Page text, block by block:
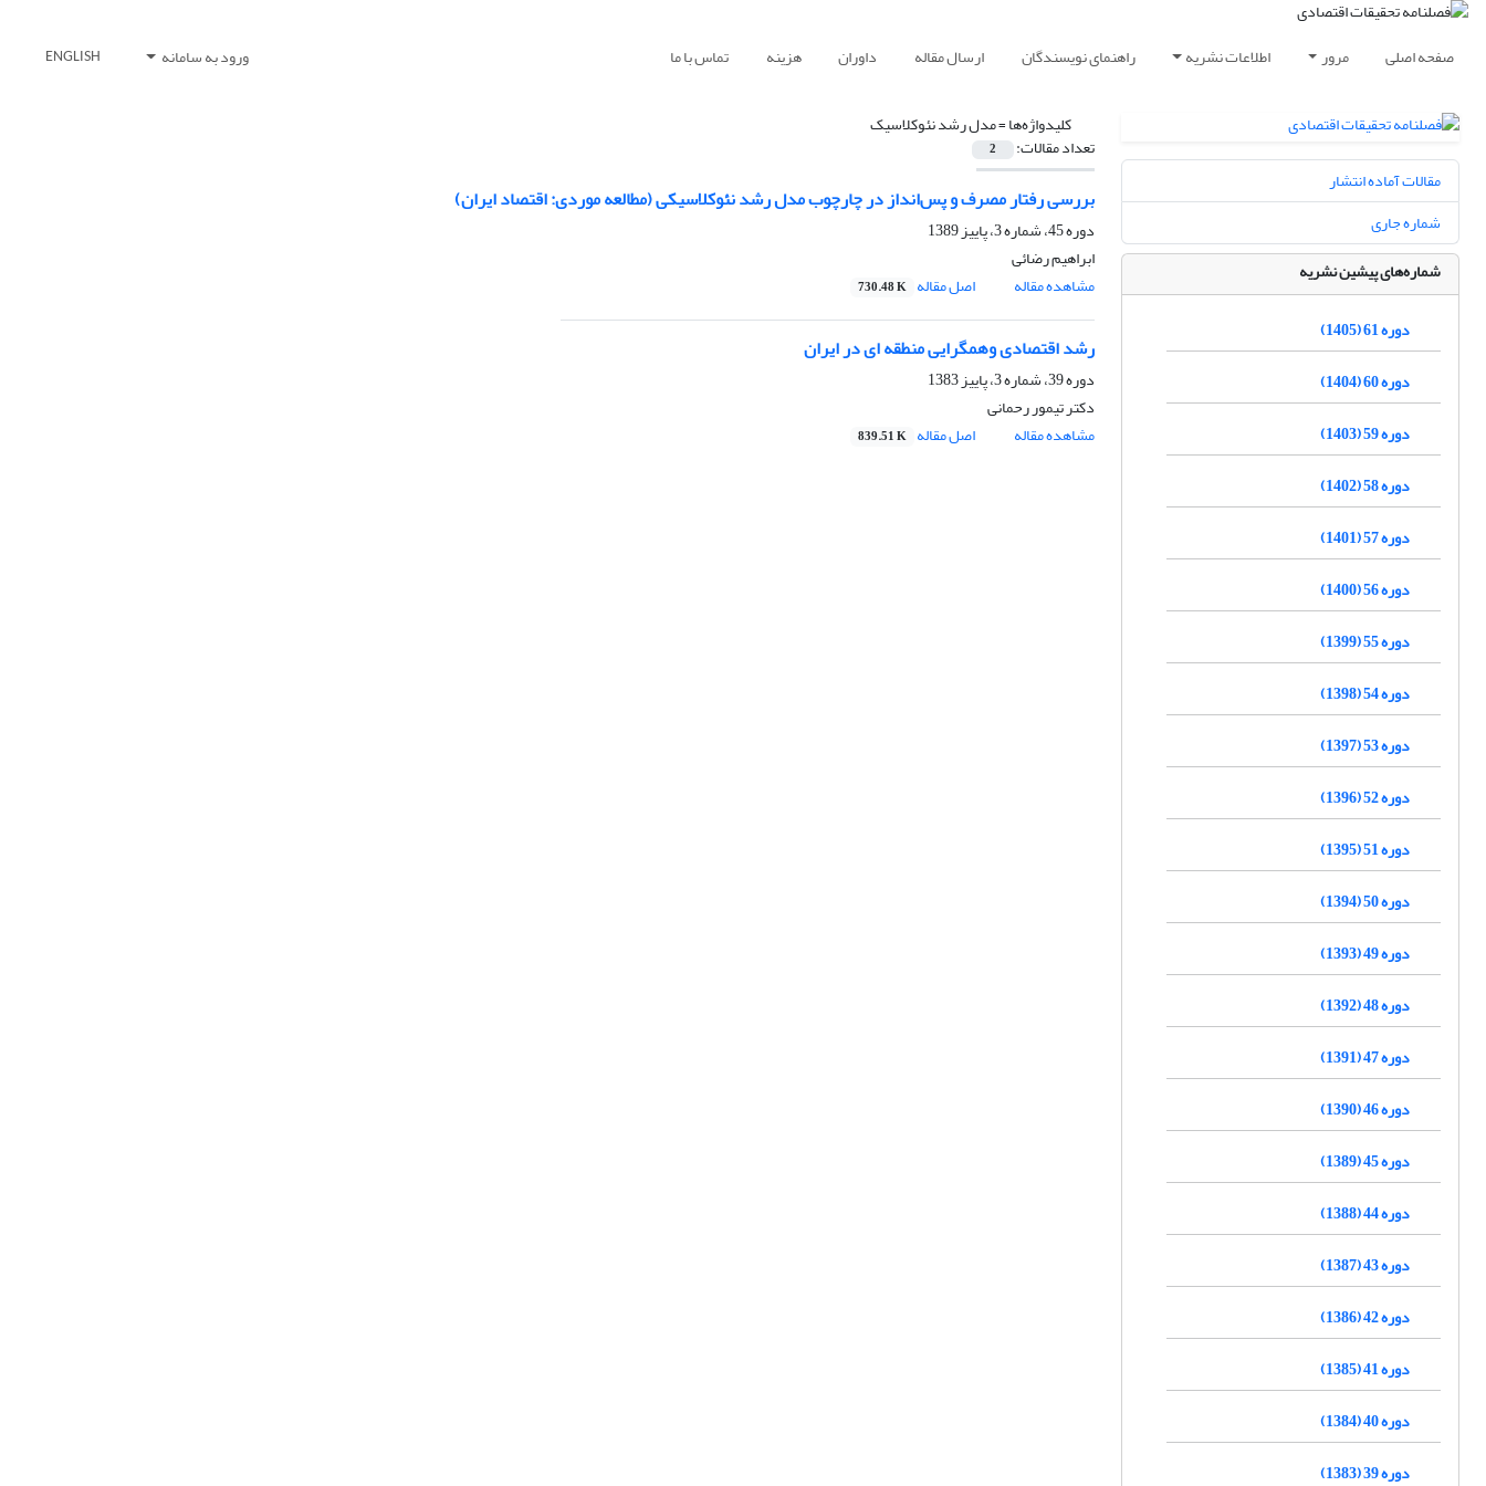
صفحه اصلی مرور اطلاعات نشریه راهنمای نویسندگان ارسال مقاله داوران هزینه تماس با ما ورود به سامانه ENGLISH
کلیدواژه‌ها =مدل رشد نئوکلاسیک
تعداد مقالات: 2
بررسی رفتار مصرف و پس‌انداز در چارچوب مدل رشد نئوکلاسیکی (مطالعه موردی: اقتصاد ایران)
دوره 45، شماره 3، پاییز 1389
ابراهیم رضائی
مشاهده مقاله
اصل مقاله 730.48 K
رشد اقتصادی وهمگرایی منطقه ای در ایران
دوره 39، شماره 3، پاییز 1383
دکتر تیمور رحمانی
مشاهده مقاله
اصل مقاله 839.51 K
مقالات آماده انتشار
شماره جاری
شماره‌های پیشین نشریه
دوره 61 (1405)
دوره 60 (1404)
دوره 59 (1403)
دوره 58 (1402)
دوره 57 (1401)
دوره 56 (1400)
دوره 55 (1399)
دوره 54 (1398)
دوره 53 (1397)
دوره 52 (1396)
دوره 51 (1395)
دوره 50 (1394)
دوره 49 (1393)
دوره 48 (1392)
دوره 47 (1391)
دوره 46 (1390)
دوره 45 (1389)
دوره 44 (1388)
دوره 43 (1387)
دوره 42 (1386)
دوره 41 (1385)
دوره 40 (1384)
دوره 39 (1383)